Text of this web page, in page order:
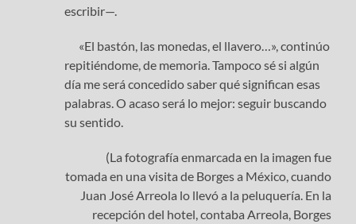
escribir—.
«El bastón, las monedas, el llavero…», continúo
repitiéndome, de memoria. Tampoco sé si algún
día me será concedido saber qué significan esas
palabras. O acaso será lo mejor: seguir buscando
su sentido.
(La fotografía enmarcada en la imagen fue
tomada en una visita de Borges a México, cuando
Juan José Arreola lo llevó a la peluquería. En la
recepción del hotel, contaba Arreola, Borges